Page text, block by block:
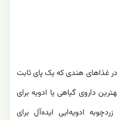
غذاهای هندی که یک پای ثابت
داروی گیاهی یا ادویه برای
ادویه‌ایی ایده‌آل برای